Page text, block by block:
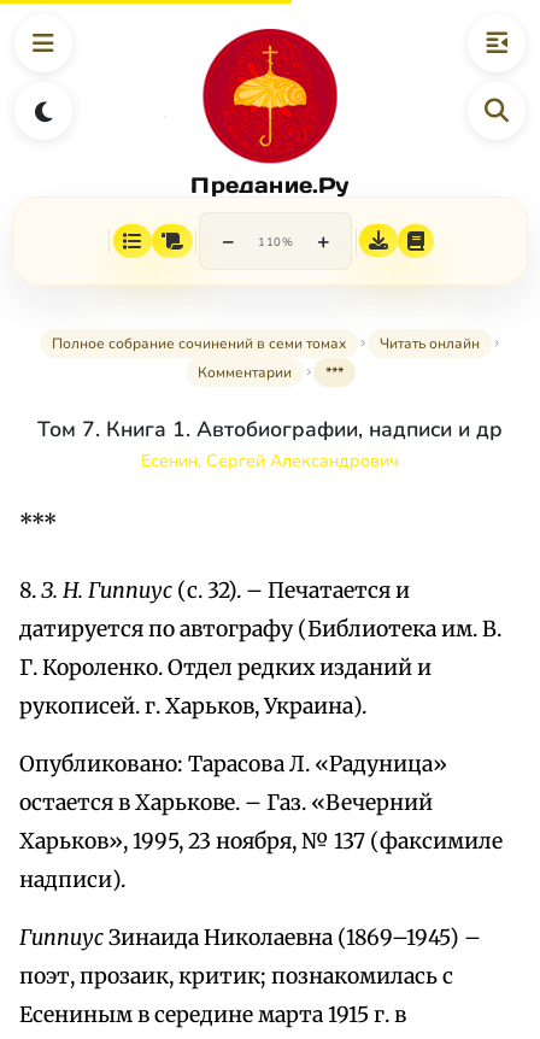
Предание.Ру
− 110% +
Полное собрание сочинений в семи томах
Читать онлайн
Комментарии
***
Том 7. Книга 1. Автобиографии, надписи и др
Есенин, Сергей Александрович
***
8.З. Н. Гиппиус (с. 32). – Печатается и
датируется по автографу (Библиотека им. В.
Г. Короленко. Отдел редких изданий и
рукописей. г. Харьков, Украина).
Опубликовано: Тарасова Л. «Радуница»
остается в Харькове. – Газ. «Вечерний
Харьков», 1995, 23 ноября, № 137 (факсимиле
надписи).
ГиппиусЗинаида Николаевна (1869–1945) –
поэт, прозаик, критик; познакомилась с
Есениным в середине марта 1915 г. в